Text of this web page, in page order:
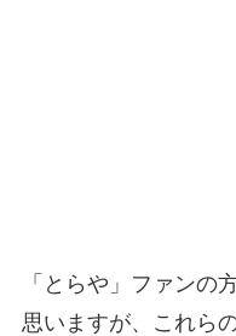
「とらや」ファンの
思いますが、これら